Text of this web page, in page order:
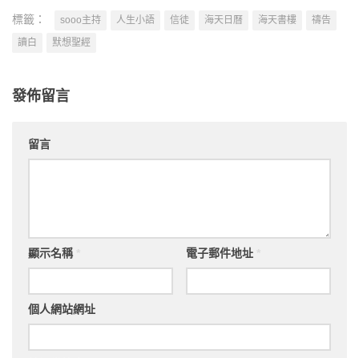
標籤： sooo主持 人生小語 信徒 海天日曆 海天書樓
禱告
讀白
默想聖經
發佈留言
留言
顯示名稱 電子郵件地址
個人網站網址